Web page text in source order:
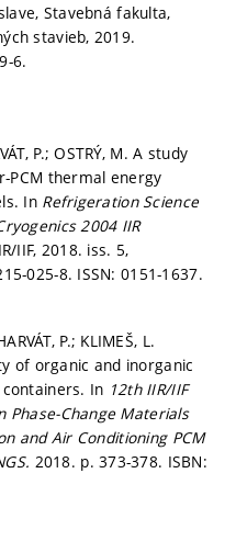
Stavebná fakulta,
stavieb, 2019.
6.
P.; OSTRÝ, M. A study
PCM thermal energy
In Refrigeration Science
2004 IIR
IIF, 2018. iss. 5,
025-8. ISSN: 0151-1637.
P.; KLIMEŠ, L.
of organic and inorganic
In 12th IIR/IIF
Phase-Change Materials
and Air Conditioning PCM
2018. p. 373-378. ISBN: